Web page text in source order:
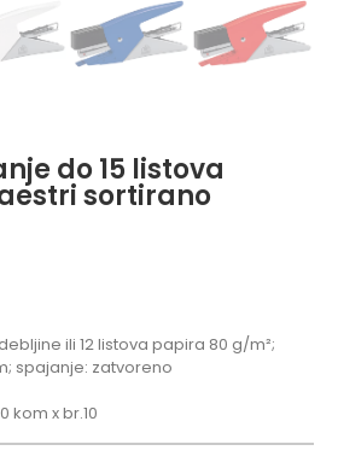
do 15 listova
sortirano
ili 12 listova papira 80 g/m²;
spajanje: zatvoreno
kom x br.10